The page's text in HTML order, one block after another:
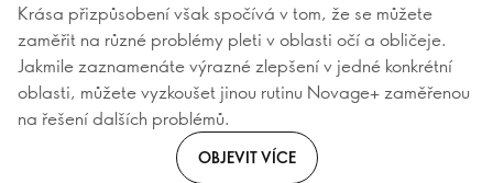
Krása přizpůsobení však spočívá v tom, že se můžete
zaměřit na různé problémy pleti v oblasti očí a obličeje.
Jakmile zaznamenáte výrazné zlepšení v jedné konkrétní
oblasti, můžete vyzkoušet jinou rutinu Novage+ zaměřenou
na řešení dalších problémů.
OBJEVIT VÍCE